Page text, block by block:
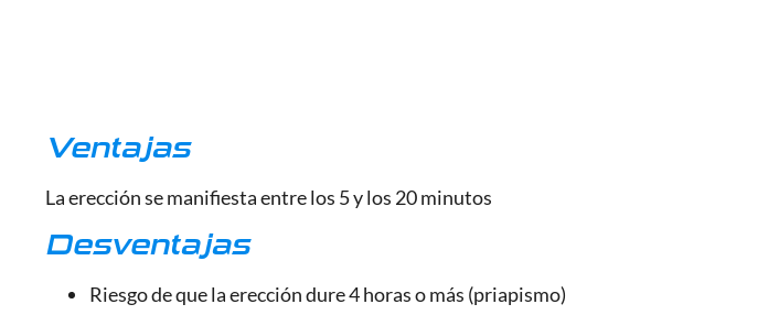
Ventajas
La erección se manifiesta entre los 5 y los 20 minutos
Desventajas
Riesgo de que la erección dure 4 horas o más (priapismo)